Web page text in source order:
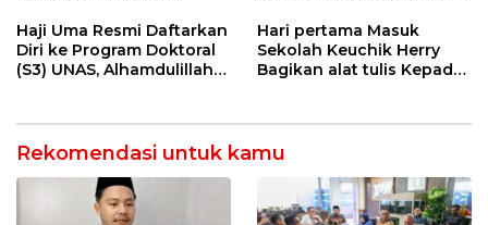
Idi Rayeuk
Haji Uma Resmi Daftarkan
Diri ke Program Doktoral
(S3) UNAS, Alhamdulillah
Hari pertama Masuk
Sekolah Keuchik Herry
Bagikan alat tulis Kepada
Rekomendasi untuk kamu